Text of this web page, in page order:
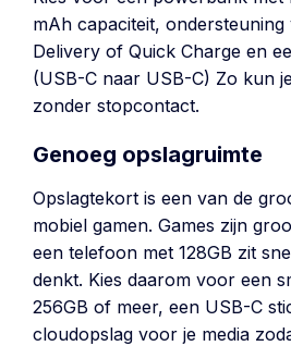
mAh capaciteit,
Delivery of Quick Charge en
(USB-C naar USB-C) Zo kun
zonder stopcontact.
Genoeg opslagruimte
Opslagtekort is een van de
mobiel gamen. Games zijn
een telefoon met 128GB zit
denkt. Kies daarom voor een
256GB of meer, een USB-C
cloudopslag voor je media